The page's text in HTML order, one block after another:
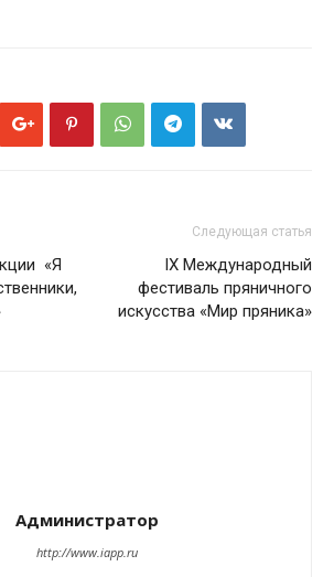
«Я
Следующая статья
IX Международный
фестиваль пряничного
искусства «Мир пряника»
Администратор
http://www.iapp.ru